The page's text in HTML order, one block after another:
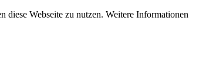
diese Webseite zu nutzen. Weitere Informationen